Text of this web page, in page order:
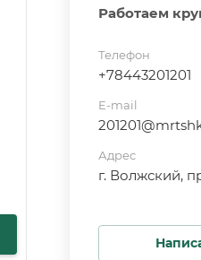
Работаем
Телефон
+78443201201
E-mail
Адрес
г. Волжский,